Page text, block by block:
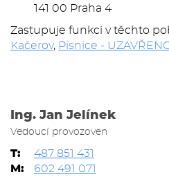
141 00 Praha 4
Zastupuje funkci v těchto
Kačerov, Písnice -
Ing. Jan Jelínek
Vedoucí provozoven
T:
487 851 431
M:
602 491 071